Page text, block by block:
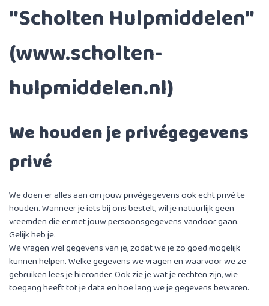
''Scholten Hulpmiddelen''
(www.scholten-
hulpmiddelen.nl)
We houden je privégegevens
privé
We doen er alles aan om jouw privégegevens ook echt privé te
houden. Wanneer je iets bij ons bestelt, wil je natuurlijk geen
vreemden die er met jouw persoonsgegevens vandoor gaan.
Gelijk heb je.
We vragen wel gegevens van je, zodat we je zo goed mogelijk
kunnen helpen. Welke gegevens we vragen en waarvoor we ze
gebruiken lees je hieronder. Ook zie je wat je rechten zijn, wie
toegang heeft tot je data en hoe lang we je gegevens bewaren.